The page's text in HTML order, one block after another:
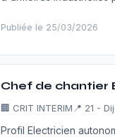
Publiée le 25/03/2026
Chef de chantier
🏢 CRIT INTERIM 📍 21 -
Profil Electricien